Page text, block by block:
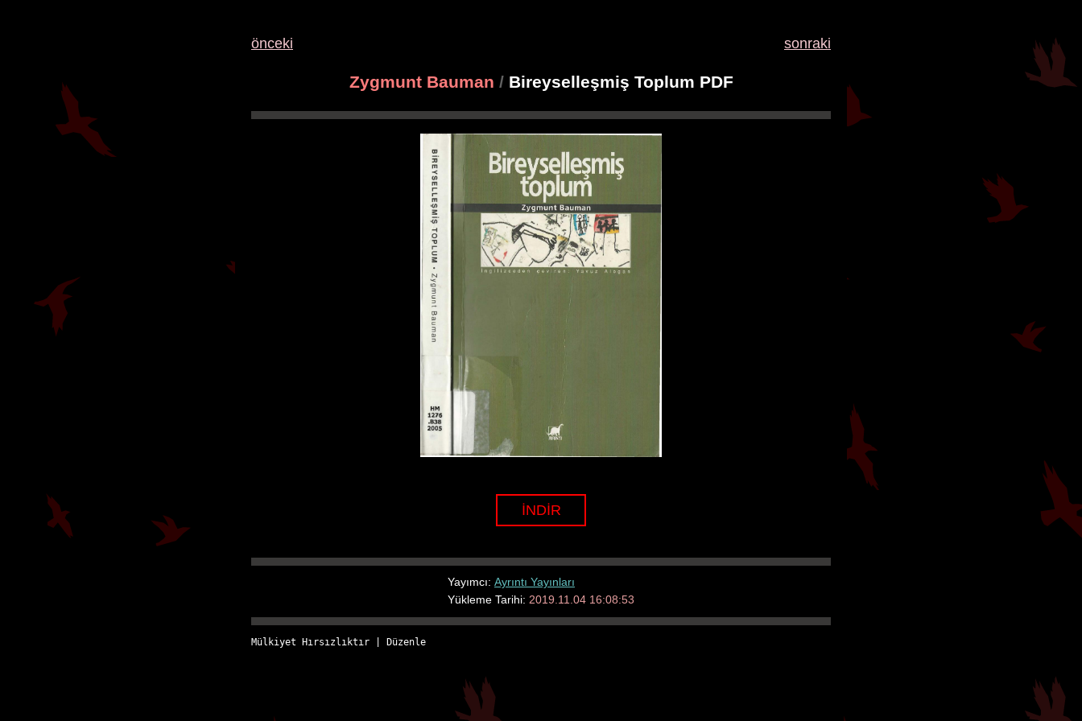
önceki sonraki
Zygmunt Bauman /Bireyselleşmiş Toplum PDF
İNDİR
Yayımcı: Ayrıntı Yayınları
Yükleme Tarihi: 2019.11.04 16:08:53
Mülkiyet Hırsızlıktır Düzenle